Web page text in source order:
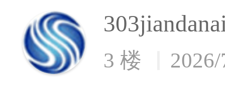
3 楼